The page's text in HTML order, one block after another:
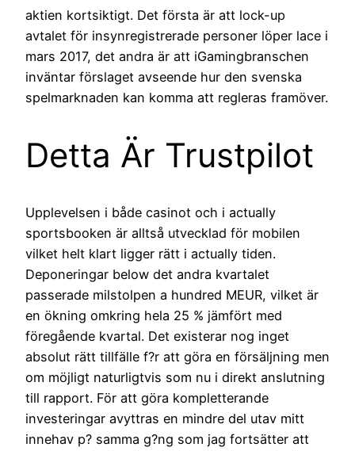
aktien kortsiktigt. Det första är att lock-up
avtalet för insynregistrerade personer löper lace i
mars 2017, det andra är att iGamingbranschen
inväntar förslaget avseende hur den svenska
spelmarknaden kan komma att regleras framöver.
Detta Är Trustpilot
Upplevelsen i både casinot och i actually
sportsbooken är alltså utvecklad för mobilen
vilket helt klart ligger rätt i actually tiden.
Deponeringar below det andra kvartalet
passerade milstolpen a hundred MEUR, vilket är
en ökning omkring hela 25 % jämfört med
föregående kvartal. Det existerar nog inget
absolut rätt tillfälle f?r att göra en försäljning men
om möjligt naturligtvis som nu i direkt anslutning
till rapport. För att göra kompletterande
investeringar avyttras en mindre del utav mitt
innehav p? samma g?ng som jag fortsätter att